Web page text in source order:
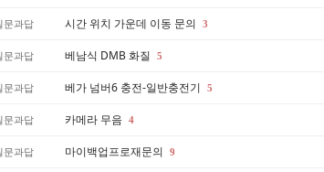
문과답 시간 위치 가운데 이동 문의 3
문과답 베남식 DMB 화질 5
문과답 베가 넘버6 충전-일반충전기 5
문과답 카메라 무음 4
문과답 마이백업프로재문의 9